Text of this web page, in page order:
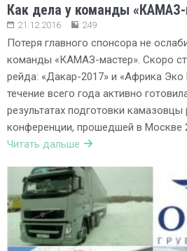
Как дела у команды «КАМАЗ-
21.12.2016 249
Потеря главного спонсора не
команды «КАМАЗ-мастер». Скоро
рейда: «Дакар-2017» и «Африка
течение всего года активно
результатах подготовки камазовцы
конференции, прошедшей в Москве
Читать дальше